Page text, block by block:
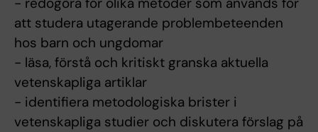
att studera utagerande problembeteenden
hos barn och ungdomar
- läsa, förstå och kritiskt granska aktuella
vetenskapliga artiklar
- identifiera metodologiska brister i
vetenskapliga studier och diskutera förslag på